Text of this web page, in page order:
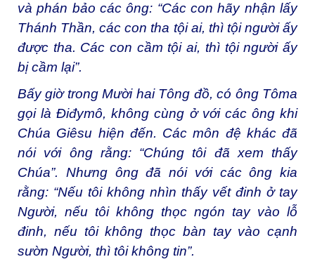
và phán bảo các ông: “Các con hãy nhận lấy
Thánh Thần, các con tha tội ai, thì tội người ấy
được tha. Các con cầm tội ai, thì tội người ấy
bị cầm lại”.
Bấy giờ trong Mười hai Tông đồ, có ông Tôma
gọi là Ðiđymô, không cùng ở với các ông khi
Chúa Giêsu hiện đến. Các môn đệ khác đã
nói với ông rằng: “Chúng tôi đã xem thấy
Chúa”. Nhưng ông đã nói với các ông kia
rằng: “Nếu tôi không nhìn thấy vết đinh ở tay
Người, nếu tôi không thọc ngón tay vào lỗ
đinh, nếu tôi không thọc bàn tay vào cạnh
sườn Người, thì tôi không tin”.